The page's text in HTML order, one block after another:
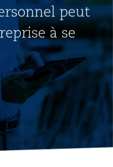
peut
à se